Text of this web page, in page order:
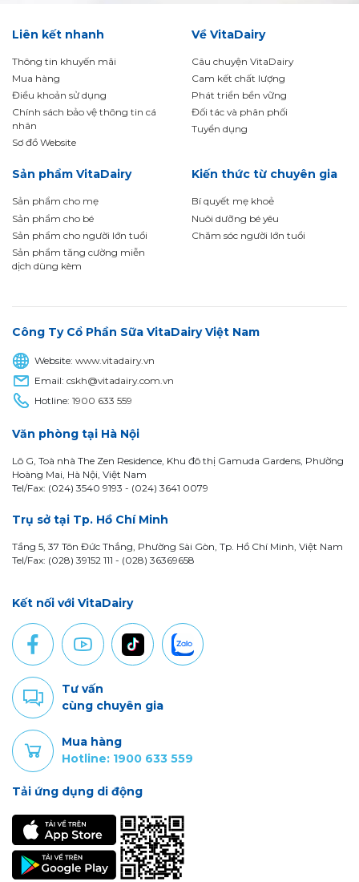
Liên kết nhanh
Thông tin khuyến mãi
Mua hàng
Điều khoản sử dụng
Chính sách bảo vệ thông tin cá
nhân
Sơ đồ Website
Về VitaDairy
Câu chuyện VitaDairy
Cam kết chất lượng
Phát triển bền vững
Đối tác và phân phối
Tuyển dụng
Sản phẩm VitaDairy
Sản phẩm cho mẹ
Sản phẩm cho bé
Sản phẩm cho người lớn tuổi
Sản phẩm tăng cường miễn
dịch dùng kèm
Kiến thức từ chuyên gia
Bí quyết mẹ khoẻ
Nuôi dưỡng bé yêu
Chăm sóc người lớn tuổi
Công Ty Cổ Phần Sữa VitaDairy Việt Nam
Website:www.vitadairy.vn
Email:cskh@vitadairy.com.vn
Hotline:1900 633 559
Văn phòng tại Hà Nội
Lô G, Toà nhà The Zen Residence, Khu đô thị Gamuda Gardens, Phường
Hoàng Mai, Hà Nội, Việt Nam
Tel/Fax: (024) 3540 9193 - (024) 3641 0079
Trụ sở tại Tp. Hồ Chí Minh
Tầng 5, 37 Tôn Đức Thắng, Phường Sài Gòn, Tp. Hồ Chí Minh, Việt Nam
Tel/Fax: (028) 39152 111 - (028) 36369658
Kết nối với VitaDairy
Tư vấn
cùng chuyên gia
Mua hàng
Hotline: 1900 633 559
Tải ứng dụng di động